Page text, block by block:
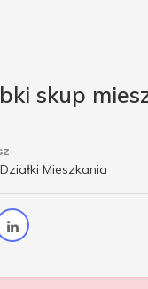
skup
Mieszkania